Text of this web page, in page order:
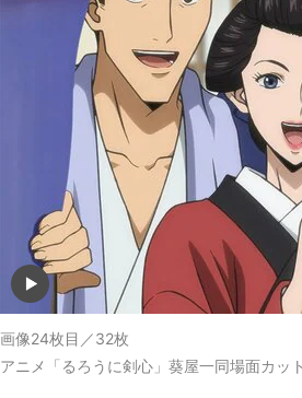
画像24枚目／32枚
アニメ「るろうに剣心」葵屋一同場面カッ